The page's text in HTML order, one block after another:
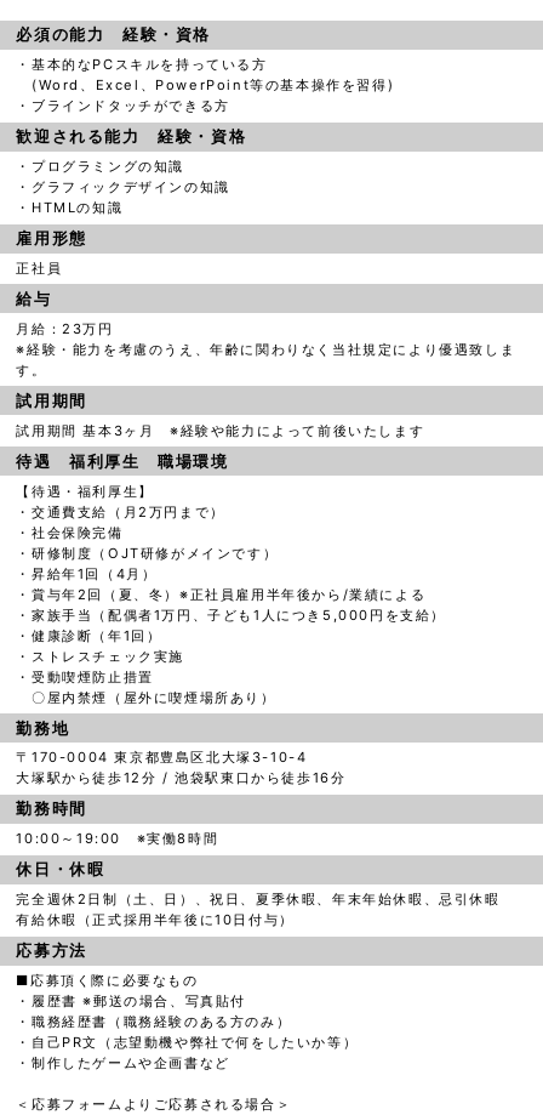
必須の能力 経験・資格
・基本的なPCスキルを持っている方
(Word、Excel、PowerPoint等の基本操作を習得)
・ブラインドタッチができる方
歓迎される能力 経験・資格
・プログラミングの知識
・グラフィックデザインの知識
・HTMLの知識
雇用形態
正社員
給与
月給：23万円
※経験・能力を考慮のうえ、年齢に関わりなく当社規定により優遇致しま
す。
試用期間
試用期間 基本3ヶ月 ※経験や能力によって前後いたします
待遇 福利厚生 職場環境
【待遇・福利厚生】
・交通費支給（月2万円まで）
・社会保険完備
・研修制度（OJT研修がメインです）
・昇給年1回（4月）
・賞与年2回（夏、冬）※正社員雇用半年後から/業績による
・家族手当（配偶者1万円、子ども1人につき5,000円を支給）
・健康診断（年1回）
・ストレスチェック実施
・受動喫煙防止措置
〇屋内禁煙（屋外に喫煙場所あり）
勤務地
〒170-0004 東京都豊島区北大塚3-10-4
大塚駅から徒歩12分 / 池袋駅東口から徒歩16分
勤務時間
10:00～19:00 ※実働8時間
休日・休暇
完全週休2日制（土、日）、祝日、夏季休暇、年末年始休暇、忌引休暇
有給休暇（正式採用半年後に10日付与）
応募方法
■応募頂く際に必要なもの
・履歴書 ※郵送の場合、写真貼付
・職務経歴書（職務経験のある方のみ）
・自己PR文（志望動機や弊社で何をしたいか等）
・制作したゲームや企画書など
＜応募フォームよりご応募される場合＞